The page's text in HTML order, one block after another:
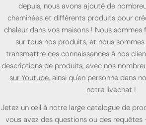
depuis, nous avons ajouté de
cheminées et différents produits pour
chaleur dans vos maisons ! Nous sommes
sur tous nos produits, et nous
transmettre ces connaissances à nos
descriptions de produits, avec nos
sur Youtube, ainsi qu'en personne dans
notre livechat !
Jetez un œil à notre large catalogue de
vous avez des questions ou des